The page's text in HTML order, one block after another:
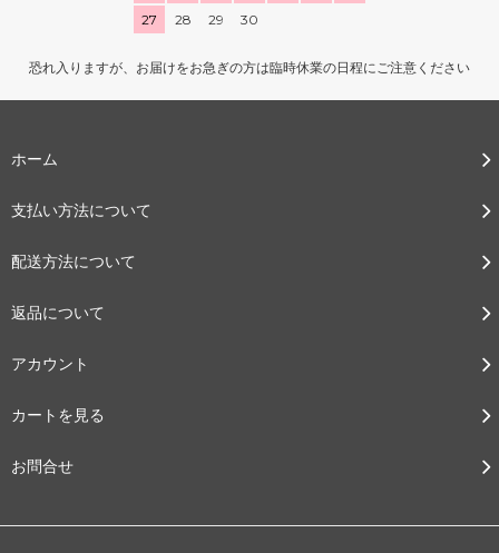
27
28 29 30
恐れ入りますが、お届けをお急ぎの方は臨時休業の日程にご注意ください
ホーム
支払い方法について
配送方法について
返品について
アカウント
カートを見る
お問合せ